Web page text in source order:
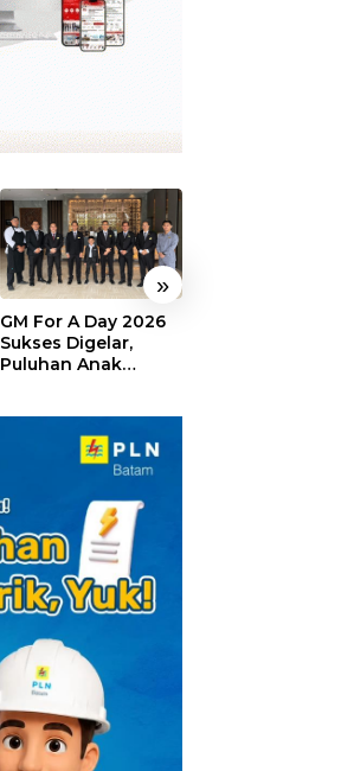
»
GM For A Day 2026
Sukses Digelar,
Puluhan Anak